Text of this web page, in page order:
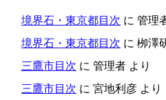
境界石・東京都目次 に 管理
境界石・東京都目次 に 栁澤
三鷹市目次 に 管理者 より
三鷹市目次 に 宮地利彦 より